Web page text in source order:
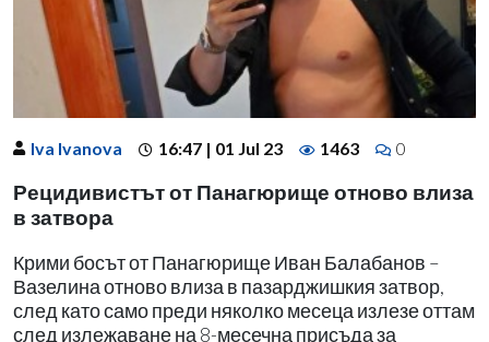
Iva Ivanova 16:47 | 01 Jul 23 1463 0
Рецидивистът от Панагюрище отново влиза
в затвора
Крими босът от Панагюрище Иван Балабанов –
Вазелина отново влиза в пазарджишкия затвор,
след като само преди няколко месеца излезе оттам
след излежаване на 8-месечна присъда за